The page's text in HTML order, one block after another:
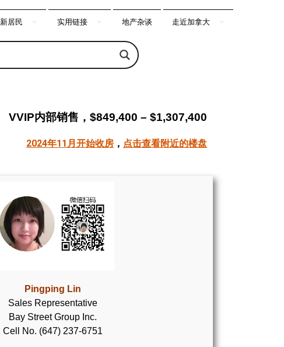
新居民 实用链接 地产杂谈 走近加拿大
VVIP内部销售，$849,400 – $1,307,400
2024年11月开始收房 ， 点击查看附近的楼盘
Pingping Lin
Sales Representative
Bay Street Group Inc.
Cell No. (647) 237-6751